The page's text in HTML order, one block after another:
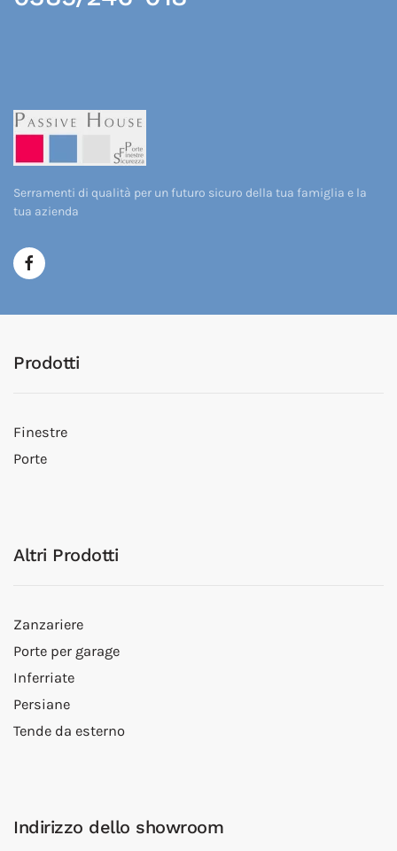
Serramenti di qualità per un futuro sicuro della tua famiglia e la
tua azienda
Prodotti
Finestre
Porte
Altri Prodotti
Zanzariere
Porte per garage
Inferriate
Persiane
Tende da esterno
Indirizzo dello showroom